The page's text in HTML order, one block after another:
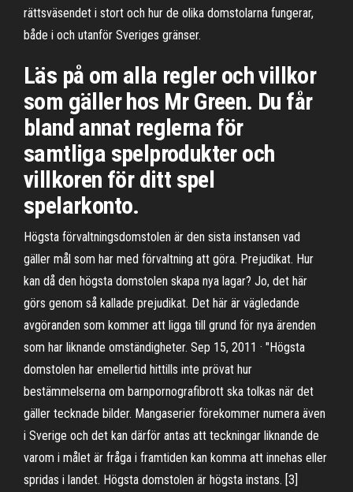
rättsväsendet i stort och hur de olika domstolarna fungerar,
både i och utanför Sveriges gränser.
Läs på om alla regler och villkor
som gäller hos Mr Green. Du får
bland annat reglerna för
samtliga spelprodukter och
villkoren för ditt spel
spelarkonto.
Högsta förvaltningsdomstolen är den sista instansen vad
gäller mål som har med förvaltning att göra. Prejudikat. Hur
kan då den högsta domstolen skapa nya lagar? Jo, det här
görs genom så kallade prejudikat. Det här är vägledande
avgöranden som kommer att ligga till grund för nya ärenden
som har liknande omständigheter. Sep 15, 2011 · "Högsta
domstolen har emellertid hittills inte prövat hur
bestämmelserna om barnpornografibrott ska tolkas när det
gäller tecknade bilder. Mangaserier förekommer numera även
i Sverige och det kan därför antas att teckningar liknande de
varom i målet är fråga i framtiden kan komma att innehas eller
spridas i landet. Högsta domstolen är högsta instans. [3]